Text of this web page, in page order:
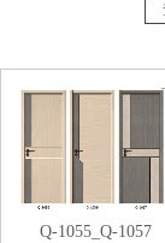
Q-1055_Q-1057